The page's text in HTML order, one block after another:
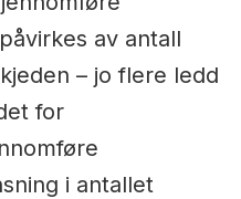
av antall
– jo flere ledd
for
i antallet